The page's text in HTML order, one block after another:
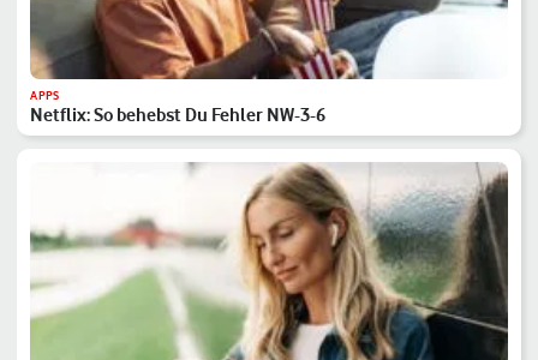
APPS
Netflix: So behebst Du Fehler NW-3-6